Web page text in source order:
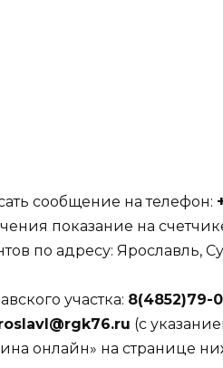
сообщение на телефон:
показание на
по адресу: Ярославль,
участка: 8(4852)79-
(с
онлайн» на странице